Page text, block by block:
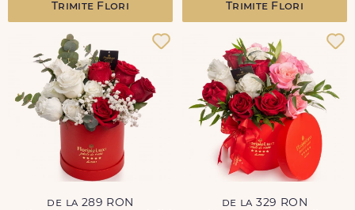
Trimite Flori Trimite Flori
de la 289 RON
de la 329 RON